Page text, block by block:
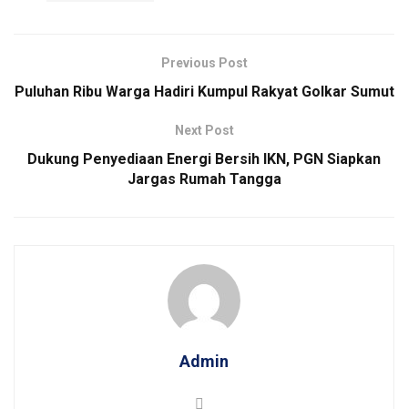
Previous Post
Puluhan Ribu Warga Hadiri Kumpul Rakyat Golkar Sumut
Next Post
Dukung Penyediaan Energi Bersih IKN, PGN Siapkan
Jargas Rumah Tangga
Admin